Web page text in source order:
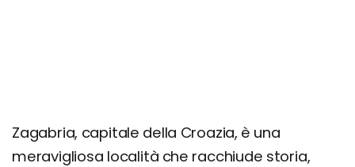
Zagabria, capitale della Croazia, è una
meravigliosa località che racchiude storia,